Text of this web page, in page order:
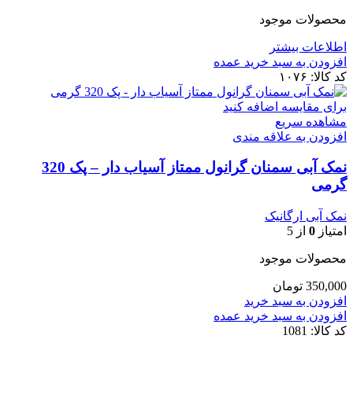
محصولات موجود
اطلاعات بیشتر
افزودن به سبد خرید عمده
کد کالا: ۱۰۷۶
برای مقایسه اضافه کنید
مشاهده سریع
افزودن به علاقه مندی
نمک آبی سمنان گرانول ممتاز آسیاب ‌دار – پک 320
گرمی
نمک آبی ارگانیک
امتیاز 0 از 5
محصولات موجود
350,000 تومان
افزودن به سبد خرید
افزودن به سبد خرید عمده
کد کالا: 1081